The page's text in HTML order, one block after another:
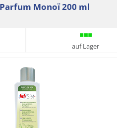
Parfum Monoï 200 ml
auf Lager